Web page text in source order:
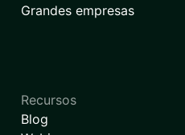
Grandes empresas
Recursos
Blog